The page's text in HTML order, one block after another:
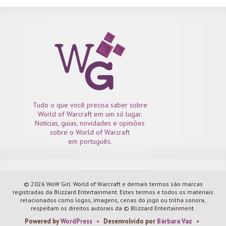
Tudo o que você precisa saber sobre
World of Warcraft em um só lugar.
Notícias, guias, novidades e opiniões
sobre o World of Warcraft
em português.
© 2026 WoW Girl. World of Warcraft e demais termos são marcas
registradas da Blizzard Entertainment. Estes termos e todos os materiais
relacionados como logos, imagens, cenas do jogo ou trilha sonora,
respeitam os direitos autorais da © Blizzard Entertainment.
Powered byWordPress • Desenvolvido por Bárbara Vaz •